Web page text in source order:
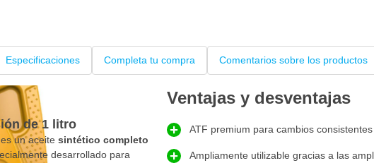
Especificaciones Completa tu compra Comentarios sobre los productos
de 1 litro
es un aceite sintético completo
desarrollado para
Ventajas y desventajas
ATF premium para cambios consistentes
Ampliamente utilizable gracias a las